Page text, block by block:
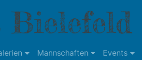
Bielefeld
Mannschaften Events